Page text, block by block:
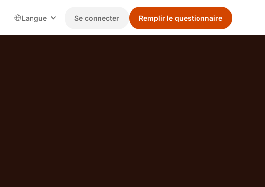
Langue Se connecter Remplir le questionnaire